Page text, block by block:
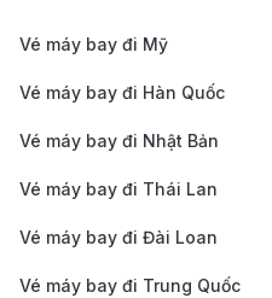
chuyển từ sân bay vào
Tàu hỏa:Tàu hỏa là
thuận tiện nhất để di
Amsterdam Centraal
và giá vé dao động từ
VND), giúp bạn tiết
Vé máy bay đi Mỹ
Vé máy bay đi Hàn Quốc
Vé máy bay đi Nhật Bản
Vé máy bay đi Thái Lan
Vé máy bay đi Đài Loan
Vé máy bay đi Trung Quốc